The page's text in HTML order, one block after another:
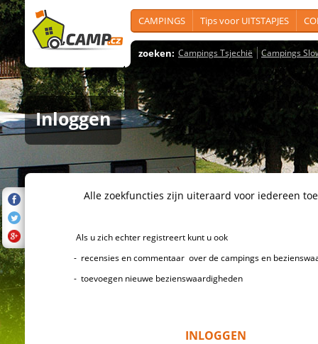
CAMPINGS Tips voor UITSTAPJES
zoeken: Campings Tsjechië Campings
Inloggen
Alle zoekfuncties zijn uiteraard voor iedereen
Als u zich echter registreert kunt u ook
- recensies en commentaar over de campings en
- toevoegen nieuwe bezienswaardigheden
INLOGGEN